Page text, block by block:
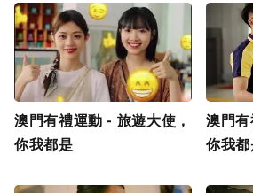
澳門有禮運動 - 旅遊大使，
你我都是
澳門
你我